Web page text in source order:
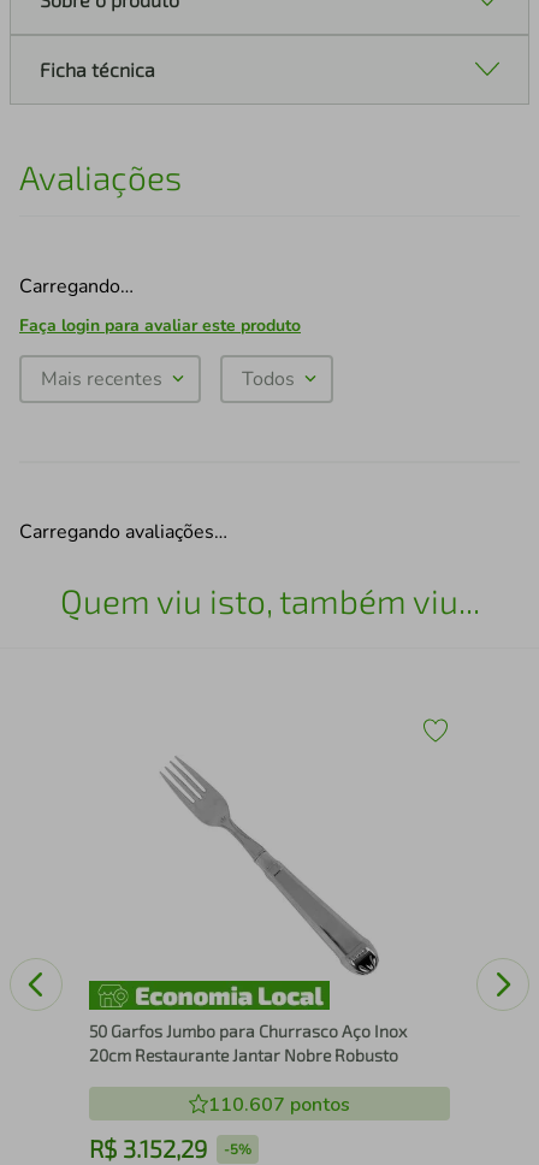
Ficha técnica
Avaliações
Carregando…
Faça login para avaliar este produto
Mais recentes Todos
Carregando avaliações…
Quem viu isto, também viu...
50 Garfos Jumbo para Churrasco Aço Inox
20cm Restaurante Jantar Nobre Robusto
110.607 pontos
R$ 3.152,29 -5%